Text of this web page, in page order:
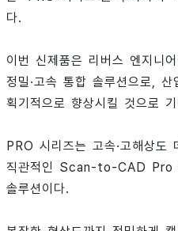
다.
이번 신제품은 리버스 엔지니
정밀·고속 통합 솔루션으로,
획기적으로 향상시킬 것으로
PRO 시리즈는 고속·고해상도
직관적인 Scan-to-CAD Pro
솔루션이다.